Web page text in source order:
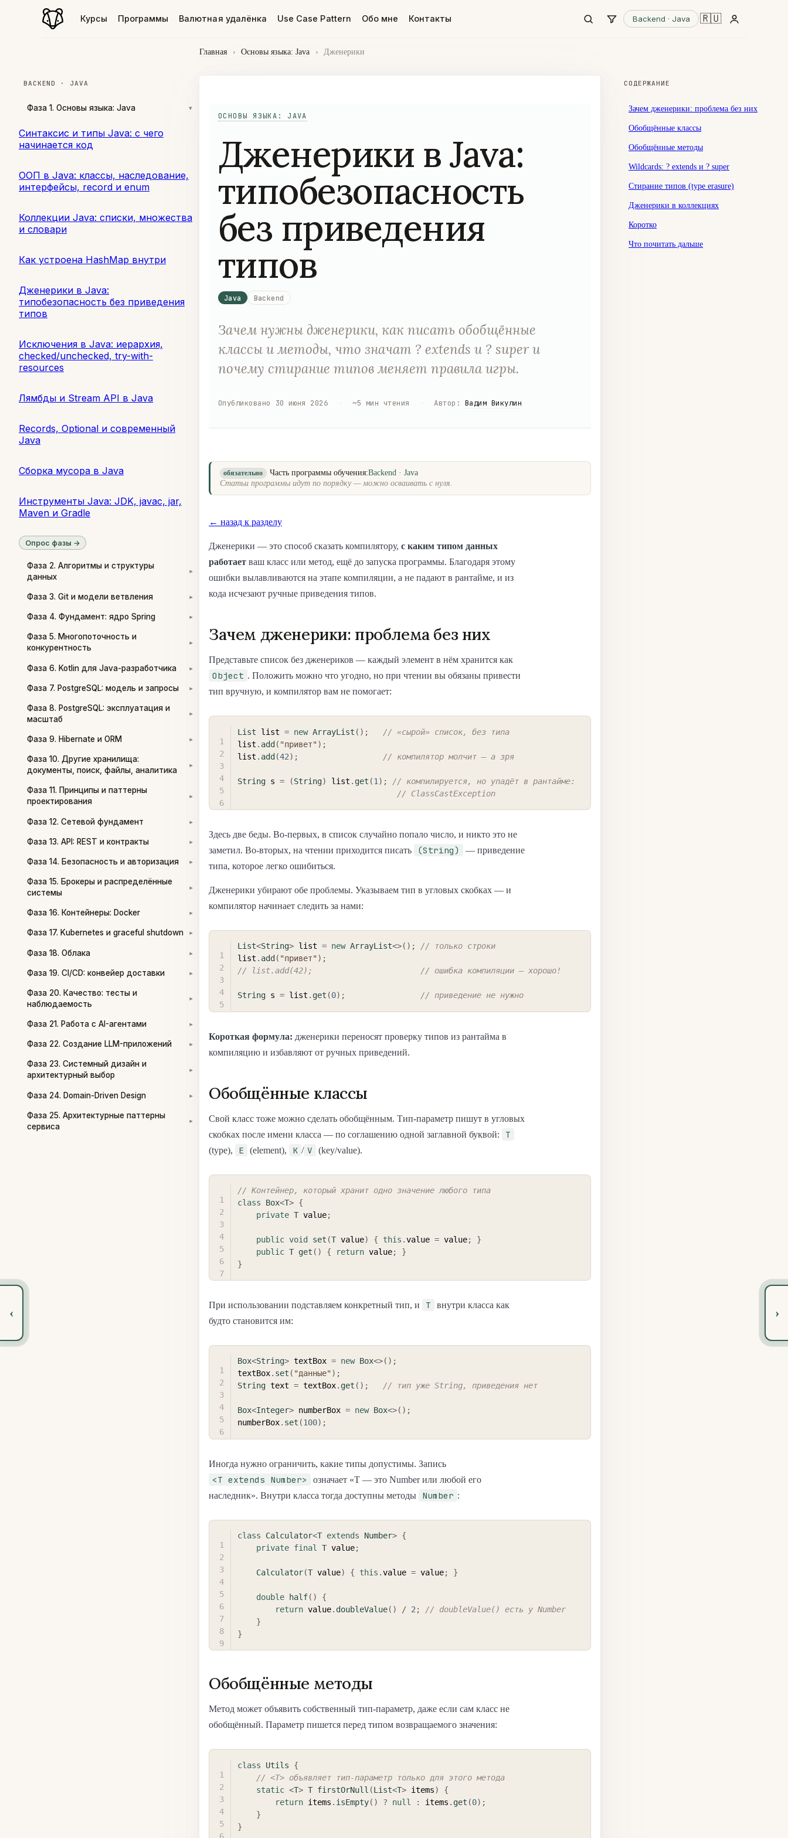
Курсы Программы Валютная удалёнка Use Case Pattern Обо мне Контакты Backend · Java 🇷🇺
BACKEND · JAVA
Фаза 1. Основы языка: Java ▾
Синтаксис и типы Java: с чего
начинается код
ООП в Java: классы, наследование,
интерфейсы, record и enum
Коллекции Java: списки, множества
и словари
Как устроена HashMap внутри
Дженерики в Java:
типобезопасность без приведения
типов
Исключения в Java: иерархия,
checked/unchecked, try-with-
resources
Лямбды и Stream API в Java
Records, Optional и современный
Java
Сборка мусора в Java
Инструменты Java: JDK, javac, jar,
Maven и Gradle
Опрос фазы →
Фаза 2. Алгоритмы и структуры
данных
▾
Фаза 3. Git и модели ветвления ▾
Фаза 4. Фундамент: ядро Spring ▾
Фаза 5. Многопоточность и
конкурентность
▾
Фаза 6. Kotlin для Java-разработчика ▾
Фаза 7. PostgreSQL: модель и запросы ▾
Фаза 8. PostgreSQL: эксплуатация и
масштаб
▾
Фаза 9. Hibernate и ORM ▾
Фаза 10. Другие хранилища:
документы, поиск, файлы, аналитика
▾
Фаза 11. Принципы и паттерны
проектирования
▾
Фаза 12. Сетевой фундамент ▾
Фаза 13. API: REST и контракты ▾
Фаза 14. Безопасность и авторизация ▾
Фаза 15. Брокеры и распределённые
системы
▾
Фаза 16. Контейнеры: Docker ▾
Фаза 17. Kubernetes и graceful shutdown ▾
Фаза 18. Облака ▾
Фаза 19. CI/CD: конвейер доставки ▾
Фаза 20. Качество: тесты и
наблюдаемость
▾
Фаза 21. Работа с AI-агентами ▾
Фаза 22. Создание LLM-приложений ▾
Фаза 23. Системный дизайн и
архитектурный выбор
▾
Фаза 24. Domain-Driven Design ▾
Фаза 25. Архитектурные паттерны
сервиса
▾
‹
Главная › Основы языка: Java › Дженерики
ОСНОВЫ ЯЗЫКА: JAVA
Дженерики в Java:
типобезопасность
без приведения
типов
Java Backend
Зачем нужны дженерики, как писать обобщённые
классы и методы, что значат ? extends и ? super и
почему стирание типов меняет правила игры.
Опубликовано 30 июня 2026 ~5 мин чтения Автор : Вадим Викулин
обязательно Часть программы обучения:Backend · Java
Статьи программы идут по порядку — можно осваивать с нуля.
← назад к разделу
Дженерики — это способ сказать компилятору, с каким типом данных
работает ваш класс или метод, ещё до запуска программы. Благодаря этому
ошибки вылавливаются на этапе компиляции, а не падают в рантайме, и из
кода исчезают ручные приведения типов.
Зачем дженерики: проблема без них
Представьте список без дженериков — каждый элемент в нём хранится как
Object . Положить можно что угодно, но при чтении вы обязаны привести
тип вручную, и компилятор вам не помогает:
List list = new ArrayList ( ) ;
// «сырой» список, без типа
list . add( "привет") ;
list . add(42) ; // компилятор молчит — а зря
String s = (String) list . get (1 ) ;
// компилируется, но упадёт в рантайме:
// ClassCastException
Здесь две беды. Во-первых, в список случайно попало число, и никто это не
заметил. Во-вторых, на чтении приходится писать
(String)
— приведение
типа, которое легко ошибиться.
Дженерики убирают обе проблемы. Указываем тип в угловых скобках — и
компилятор начинает следить за нами:
List<String> list = new ArrayList<>( ) ;
// только строки
list . add ( "привет") ;
// list.add(42);                       // ошибка компиляции — хорошо!
String s = list . get (0) ; // приведение не нужно
Короткая формула: дженерики переносят проверку типов из рантайма в
компиляцию и избавляют от ручных приведений.
Обобщённые классы
Свой класс тоже можно сделать обобщённым. Тип-параметр пишут в угловых
скобках после имени класса — по соглашению одной заглавной буквой:
T
(type), E (element), K / V (key/value).
// Контейнер, который хранит одно значение любого типа
class
Box<T> {
private T value;
public void set (T value) { this .value = value;
}
public T get ( ) { return value;
}
}
При использовании подставляем конкретный тип, и T
внутри класса как
будто становится им:
Box<String> textBox = new Box<>( ) ;
textBox. set ( "данные") ;
String text = textBox. get ( ) ; // тип уже String, приведения нет
Box<Integer> numberBox = new Box<>( ) ;
numberBox. set (100) ;
Иногда нужно ограничить, какие типы допустимы. Запись
<T extends Number>
означает «T — это Number или любой его
наследник». Внутри класса тогда доступны методы
Number :
class Calculator<T extends Number> {
private final T value;
Calculator(T value) { this .value = value; }
double half( )
{
return value. doubleValue( ) / 2 ;
// doubleValue() есть у Number
}
}
Обобщённые методы
Метод может объявить собственный тип-параметр, даже если сам класс не
обобщённый. Параметр пишется перед типом возвращаемого значения:
class Utils
{
// <T> объявляет тип-параметр только для этого метода
static <T> T firstOrNull (List<T> items)
{
return items . isEmpty( ) ? null : items . get (0) ;
}
}
›
СОДЕРЖАНИЕ
Зачем дженерики: проблема без них
Обобщённые классы
Обобщённые методы
Wildcards: ? extends и ? super
Стирание типов (type erasure)
Дженерики в коллекциях
Коротко
Что почитать дальше